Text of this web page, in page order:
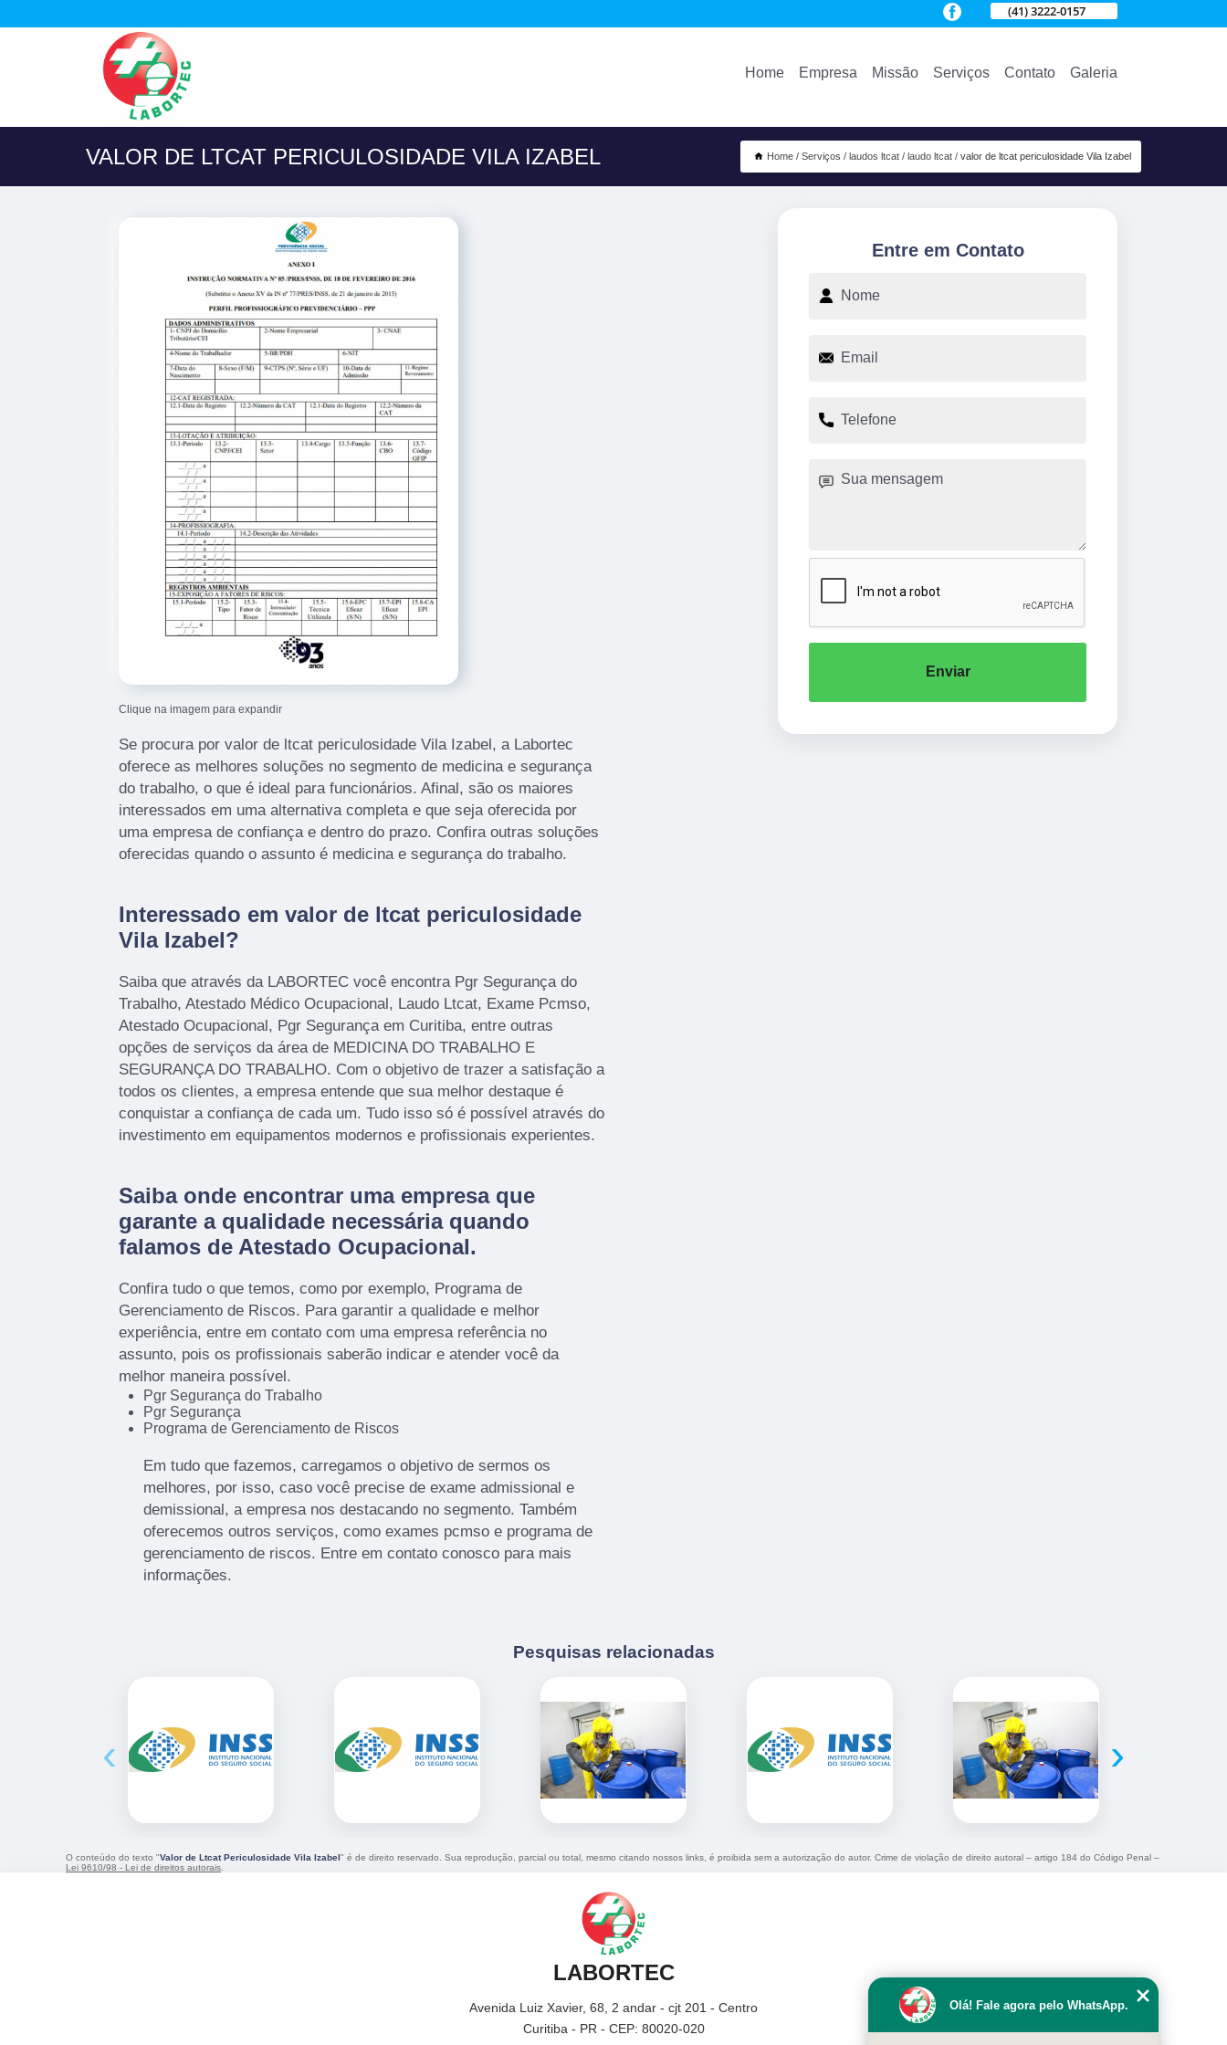
(41) 3222-0157
Home Empresa Missão Serviços Contato Galeria
VALOR DE LTCAT PERICULOSIDADE VILA IZABEL Home Serviços laudos ltcat laudo ltcat valor de ltcat periculosidade Vila Izabel
Clique na imagem para expandir
Se procura por valor de ltcat periculosidade Vila Izabel, a Labortec
oferece as melhores soluções no segmento de medicina e segurança
do trabalho, o que é ideal para funcionários. Afinal, são os maiores
interessados em uma alternativa completa e que seja oferecida por
uma empresa de confiança e dentro do prazo. Confira outras soluções
oferecidas quando o assunto é medicina e segurança do trabalho.
Interessado em valor de ltcat periculosidade
Vila Izabel?
Saiba que através da LABORTEC você encontra Pgr Segurança do
Trabalho, Atestado Médico Ocupacional, Laudo Ltcat, Exame Pcmso,
Atestado Ocupacional, Pgr Segurança em Curitiba, entre outras
opções de serviços da área de MEDICINA DO TRABALHO E
SEGURANÇA DO TRABALHO. Com o objetivo de trazer a satisfação a
todos os clientes, a empresa entende que sua melhor destaque é
conquistar a confiança de cada um. Tudo isso só é possível através do
investimento em equipamentos modernos e profissionais experientes.
Saiba onde encontrar uma empresa que
garante a qualidade necessária quando
falamos de Atestado Ocupacional.
Confira tudo o que temos, como por exemplo, Programa de
Gerenciamento de Riscos. Para garantir a qualidade e melhor
experiência, entre em contato com uma empresa referência no
assunto, pois os profissionais saberão indicar e atender você da
melhor maneira possível.
Pgr Segurança do Trabalho
Pgr Segurança
Programa de Gerenciamento de Riscos
Em tudo que fazemos, carregamos o objetivo de sermos os
melhores, por isso, caso você precise de exame admissional e
demissional, a empresa nos destacando no segmento. Também
oferecemos outros serviços, como exames pcmso e programa de
gerenciamento de riscos. Entre em contato conosco para mais
informações.
Entre em Contato
Enviar
Pesquisas relacionadas
‹ ›
O conteúdo do texto "Valor de Ltcat Periculosidade Vila Izabel" é de direito reservado. Sua reprodução, parcial ou total, mesmo citando nossos links, é proibida sem a autorização do autor. Crime de violação de direito autoral – artigo 184 do Código Penal –
Lei 9610/98 - Lei de direitos autorais
LABORTEC
Avenida Luiz Xavier, 68, 2 andar - cjt 201 - Centro
Curitiba - PR - CEP: 80020-020
Olá! Fale agora pelo WhatsApp.